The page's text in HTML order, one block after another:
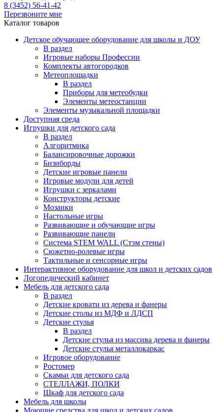
8 (3452) 56-41-42
Перезвоните мне
Каталог товаров
Детское обучающее оборудование для школы и ДОУ
В раздел
Игровые наборы Профессии
Комплекты автогородков
Метеоплощадки
В раздел
Приборы для метеобудки
Элементы метеостанции
Элементы музыкальной площадки
Доступная среда
Игрушки для детского сада
В раздел
Алгоритмика
Балансировочные дорожки
Бизиборды
Детские игровые панели
Игровые модули для детей
Игрушки с зеркалами
Конструкторы детские
Мозаики
Настольные игры
Развивающие и обучающие игры
Развивающие панели
Система STEM WALL (Cтэм стены)
Сюжетно-ролевые игры
Тактильные и сенсорные игры
Интерактивное оборудование для школ и детских садов
Логопедический кабинет
Мебель для детского сада
В раздел
Детские кровати из дерева и фанеры
Детские столы из МДФ и ЛДСП
Детские стулья
В раздел
Детские стулья из массива дерева и фанеры
Детские стулья металлокаркас
Игровое оборудование
Ростомер
Скамьи для детского сада
СТЕЛЛАЖИ, ПОЛКИ
Шкаф для детского сада
Мебель для школы
Моющие средства для школ и детских садов